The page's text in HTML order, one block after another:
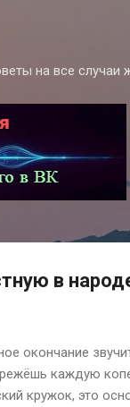
на все случаи
в
окончание
каждую
кружок, это